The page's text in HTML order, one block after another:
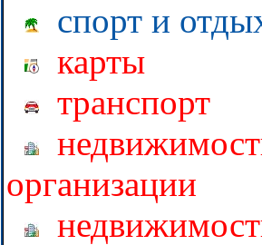
спорт и
карты
транспорт
организации